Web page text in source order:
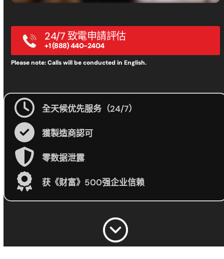
24/7 致電申請評估
+1 (888) 440-2404
Please note: Calls will be conducted in English.
全天候优先服务（24/7）
獲製造商認可
零数据泄露
获《财富》500强企业信赖